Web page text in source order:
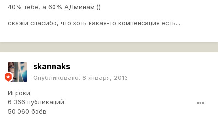
40% тебе, а 60% АДминам ))
скажи спасибо, что хоть какая-то компенсация есть...
skannaks
Опубликовано: 8 января, 2013
Игроки
6 366 публикаций
50 060 боёв